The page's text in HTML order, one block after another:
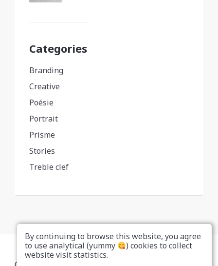
Categories
Branding
Creative
Poésie
Portrait
Prisme
Stories
Treble clef
By continuing to browse this website, you agree
to use analytical (yummy
) cookies to collect
website visit statistics.